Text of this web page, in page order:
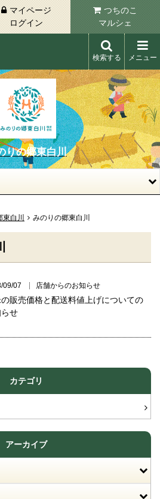
マイページ
ログイン
つちのこ
マルシェ
検索する メニュー
りの郷東白川
白川 みのりの郷東白川
09/07 店舗からのお知らせ
販売価格と配送料値上げについての
せ
カテゴリ
アーカイブ